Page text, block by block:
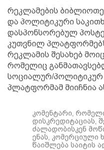
რეკლამების
და პოლიტიკური
დასპონსორებულ
კუთვნილ
რეკლამის შესახებ
რომელიც
სოციალურ/პოლიტიკურ
პლატფორმამ მიიჩნია
კომენტარი,
დისკრედიტაციას,
ძალადობისკენ
ენას, კომერციული
წაიშლება საიტის